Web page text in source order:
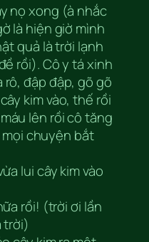
nọ xong (à nhắc
là hiện giờ mình
quả là trời lạnh
rồi). Cô y tá xinh
đập đập, gõ gõ
kim vào, thế rồi
lên rồi cô tăng
chuyện bắt
lui cây kim vào
rồi! (trời ơi lần
trời)